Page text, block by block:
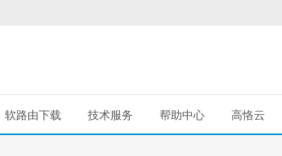
软路由下载 技术服务 帮助中心 高恪云